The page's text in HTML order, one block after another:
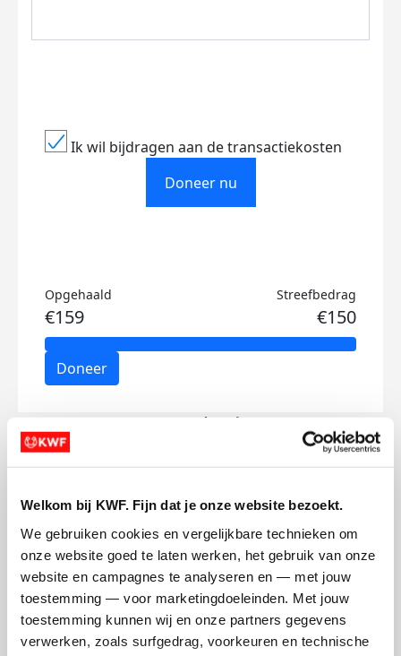
Welkom bij KWF. Fijn dat je onze website bezoekt.
We gebruiken cookies en vergelijkbare technieken om
onze website goed te laten werken, het gebruik van onze
website en campagnes te analyseren en — met jouw
toestemming — voor marketingdoeleinden. Met jouw
toestemming kunnen wij en onze partners gegevens
verwerken, zoals surfgedrag, voorkeuren en technische
Ik wil bijdragen aan de transactiekosten
Doneer nu
Opgehaald
€159
Streefbedrag
€150
Doneer
Oscar's badges